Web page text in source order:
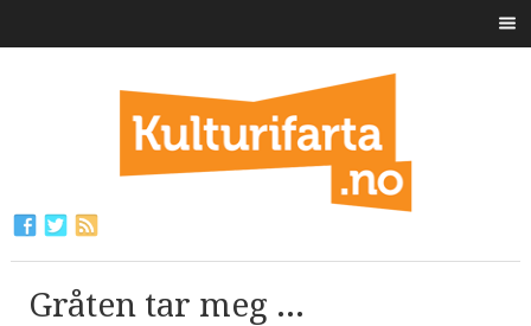
Gråten tar meg ...